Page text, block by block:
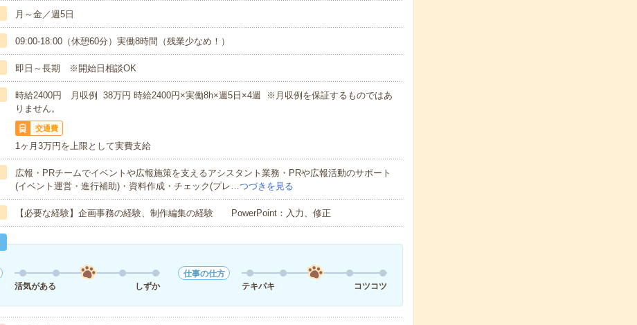
月～金／週5日
09:00-18:00（休憩60分）実働8時間（残業少なめ！）
即日～長期 ※開始日相談OK
時給2400円 月収例 38万円 時給2400円×実働8h×週5日×4週 ※月収例を保証するものではあ
りません。
交通費
1ヶ月3万円を上限として実費支給
広報・PRチームでイベントや広報施策を支えるアシスタント業務・PRや広報活動のサポート
(イベント運営・進行補助)・資料作成・チェック(プレ…つづきを見る
【必要な経験】企画事務の経験、制作編集の経験 PowerPoint：入力、修正
活気がある
しずか
仕事の仕方
テキパキ
コツコツ